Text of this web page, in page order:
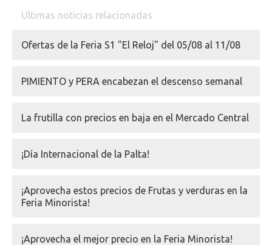
Ultimas noticias relacionadas
Ofertas de la Feria S1 "El Reloj" del 05/08 al 11/08
PIMIENTO y PERA encabezan el descenso semanal
La frutilla con precios en baja en el Mercado Central
¡Día Internacional de la Palta!
¡Aprovecha estos precios de Frutas y verduras en la
Feria Minorista!
¡Aprovecha el mejor precio en la Feria Minorista!